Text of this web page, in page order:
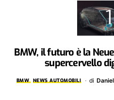
BMW, il futuro è la
supercervello
BMW NEWS AUTOMOBILI di